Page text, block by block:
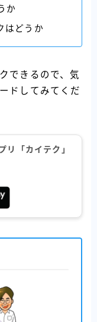
か
はどうか
できるので、気
ドしてみてくだ
リ「カイテク」